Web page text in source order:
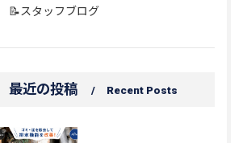
📝スタッフブログ
最近の投稿 Recent Posts